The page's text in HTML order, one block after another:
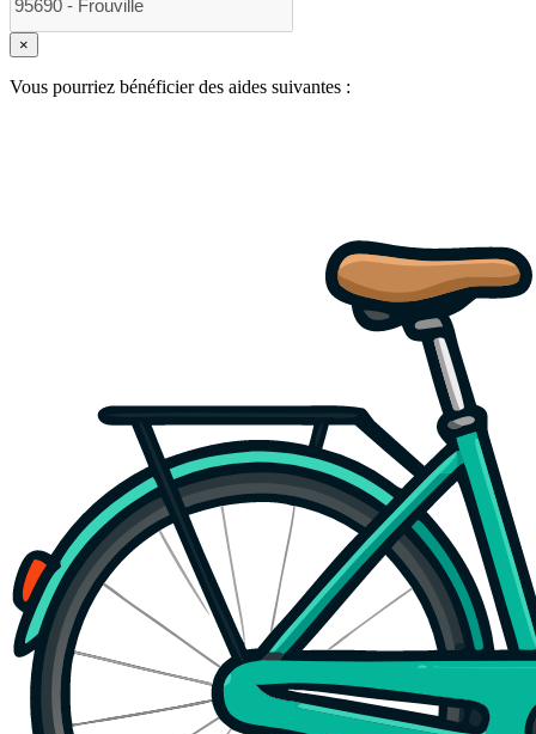
×
Vous pourriez bénéficier des aides suivantes :